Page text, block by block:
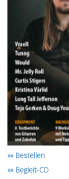
»» Bestellen
»» Begleit-CD